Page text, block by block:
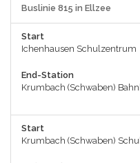
Buslinie 815 in Ellzee
Start
Ichenhausen Schulzentrum
End-Station
Krumbach (Schwaben)
Start
Krumbach (Schwaben)